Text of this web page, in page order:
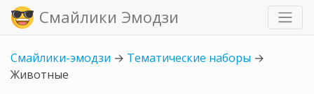
Смайлики Эмодзи
Смайлики-эмодзи → Тематические наборы →
Животные